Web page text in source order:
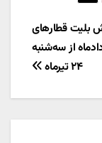
بلیت قطارهای
از سه‌شنبه
۲۴ تیرماه